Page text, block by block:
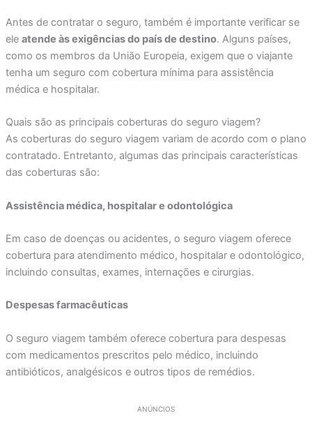
Antes de contratar o seguro, também é importante verificar se
ele atende às exigências do país de destino. Alguns países,
como os membros da União Europeia, exigem que o viajante
tenha um seguro com cobertura mínima para assistência
médica e hospitalar.
Quais são as principais coberturas do seguro viagem?
As coberturas do seguro viagem variam de acordo com o plano
contratado. Entretanto, algumas das principais características
das coberturas são:
Assistência médica, hospitalar e odontológica
Em caso de doenças ou acidentes, o seguro viagem oferece
cobertura para atendimento médico, hospitalar e odontológico,
incluindo consultas, exames, internações e cirurgias.
Despesas farmacêuticas
O seguro viagem também oferece cobertura para despesas
com medicamentos prescritos pelo médico, incluindo
antibióticos, analgésicos e outros tipos de remédios.
ANÚNCIOS